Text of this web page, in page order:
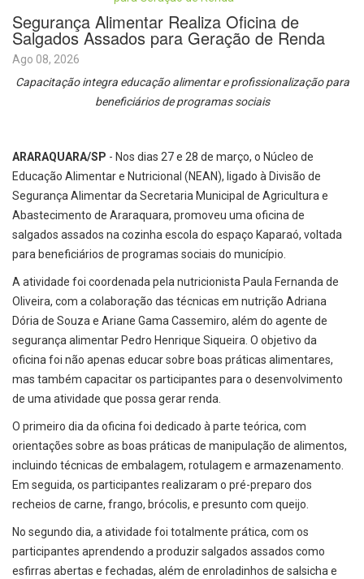
Segurança Alimentar Realiza Oficina de
Salgados Assados para Geração de Renda
Ago 08, 2026
Capacitação integra educação alimentar e profissionalização para
beneficiários de programas sociais
ARARAQUARA/SP - Nos dias 27 e 28 de março, o Núcleo de
Educação Alimentar e Nutricional (NEAN), ligado à Divisão de
Segurança Alimentar da Secretaria Municipal de Agricultura e
Abastecimento de Araraquara, promoveu uma oficina de
salgados assados na cozinha escola do espaço Kaparaó, voltada
para beneficiários de programas sociais do município.
A atividade foi coordenada pela nutricionista Paula Fernanda de
Oliveira, com a colaboração das técnicas em nutrição Adriana
Dória de Souza e Ariane Gama Cassemiro, além do agente de
segurança alimentar Pedro Henrique Siqueira. O objetivo da
oficina foi não apenas educar sobre boas práticas alimentares,
mas também capacitar os participantes para o desenvolvimento
de uma atividade que possa gerar renda.
O primeiro dia da oficina foi dedicado à parte teórica, com
orientações sobre as boas práticas de manipulação de alimentos,
incluindo técnicas de embalagem, rotulagem e armazenamento.
Em seguida, os participantes realizaram o pré-preparo dos
recheios de carne, frango, brócolis, e presunto com queijo.
No segundo dia, a atividade foi totalmente prática, com os
participantes aprendendo a produzir salgados assados como
esfirras abertas e fechadas, além de enroladinhos de salsicha e